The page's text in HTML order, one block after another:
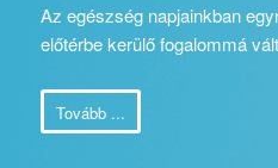
Az egészség napjainkban
előtérbe kerülő fogalommá
Tovább ...